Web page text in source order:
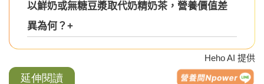
以鮮奶或無糖豆漿取代奶精奶茶，營養價值差
異為何？+
Heho AI 提供